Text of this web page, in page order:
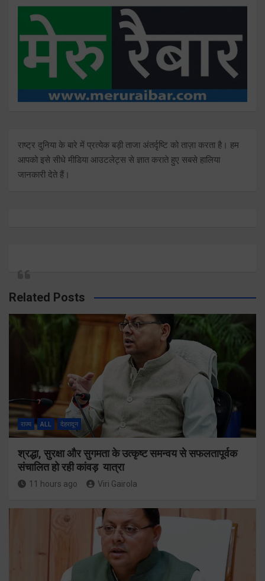
राष्ट्र दुनिया के बारे में प्रत्येक बड़ी ताजा अंतर्दृष्टि को ताज़ा करता है। हम
आपको इसे सीधे मीडिया आउटलेट्स से ज्ञात कराते हुए सबसे हालिया
जानकारी देते हैं।
Related Posts
राज्य ALL देहरादून
श्रद्धा, सुरक्षा और सुगमता के उत्कृष्ट समन्वय से सफलतापूर्वक
संचालित हो रही कांवड़ यात्रा
11 hours ago Viri Gairola